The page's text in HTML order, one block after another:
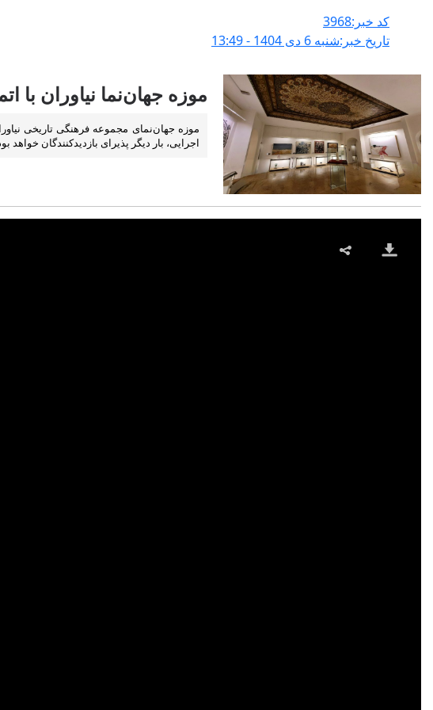
کد خبر:3968
تاریخ خبر:شنبه 6 دی 1404 - 13:49
موزه جهان‌نما نیاوران با اتمام
اجرایی، بار دیگر پذیرای بازدیدکنندگان خواهد